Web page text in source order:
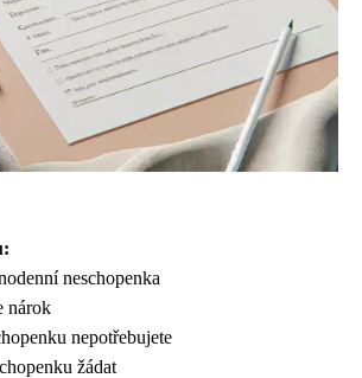
neschopenka
nárok
nepotřebujete
žádat